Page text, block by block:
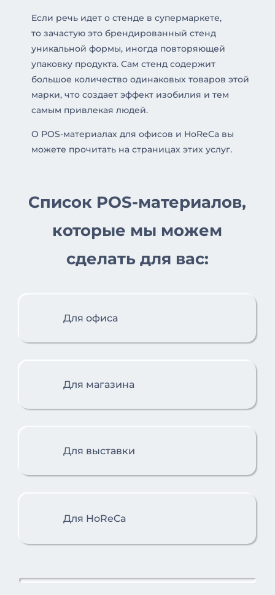
Если речь идет о стенде в супермаркете,
то зачастую это брендированный стенд
уникальной формы, иногда повторяющей
упаковку продукта. Сам стенд содержит
большое количество одинаковых товаров этой
марки, что создает эффект изобилия и тем
самым привлекая людей.
O POS-материалах для офисов и HoReCa вы
можете прочитать на страницах этих услуг.
Список POS-материалов,
которые мы можем
сделать для вас:
Для офиса
Для магазина
Для выставки
Для HoReCa